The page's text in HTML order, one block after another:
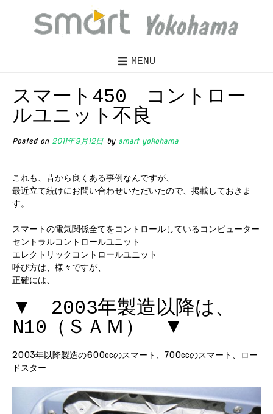
MENU
スマート450 コントロー
ルユニット不良
Posted on 2011年9月12日 by smart yokohama
これも、昔から良くある事例なんですが、
最近立て続けにお問い合わせいただいたので、掲載しておきま
す。
スマートの電気関係全てをコントロールしているコンピューター
セントラルコントロールユニット
エレクトリックコントロールユニット
呼び方は、様々ですが、
正確には、
▼ 2003年製造以降は、
N10（ＳＡＭ） ▼
2003年以降製造の600ccのスマート、700ccのスマート、ロー
ドスター